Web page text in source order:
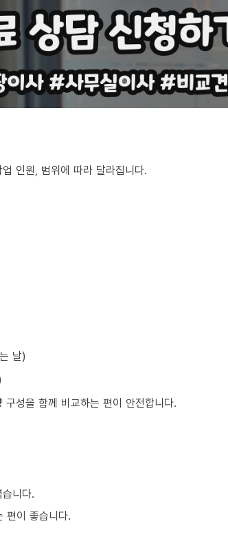
인원, 범위에 따라 달라집니다.
날)
성을 함께 비교하는 편이 안전합니다.
니다.
편이 좋습니다.